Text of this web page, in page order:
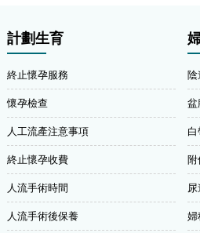
計劃生育
終止懷孕服務
懷孕檢查
人工流產注意事項
終止懷孕收費
人流手術時間
人流手術後保養
陰
盆
附
婦